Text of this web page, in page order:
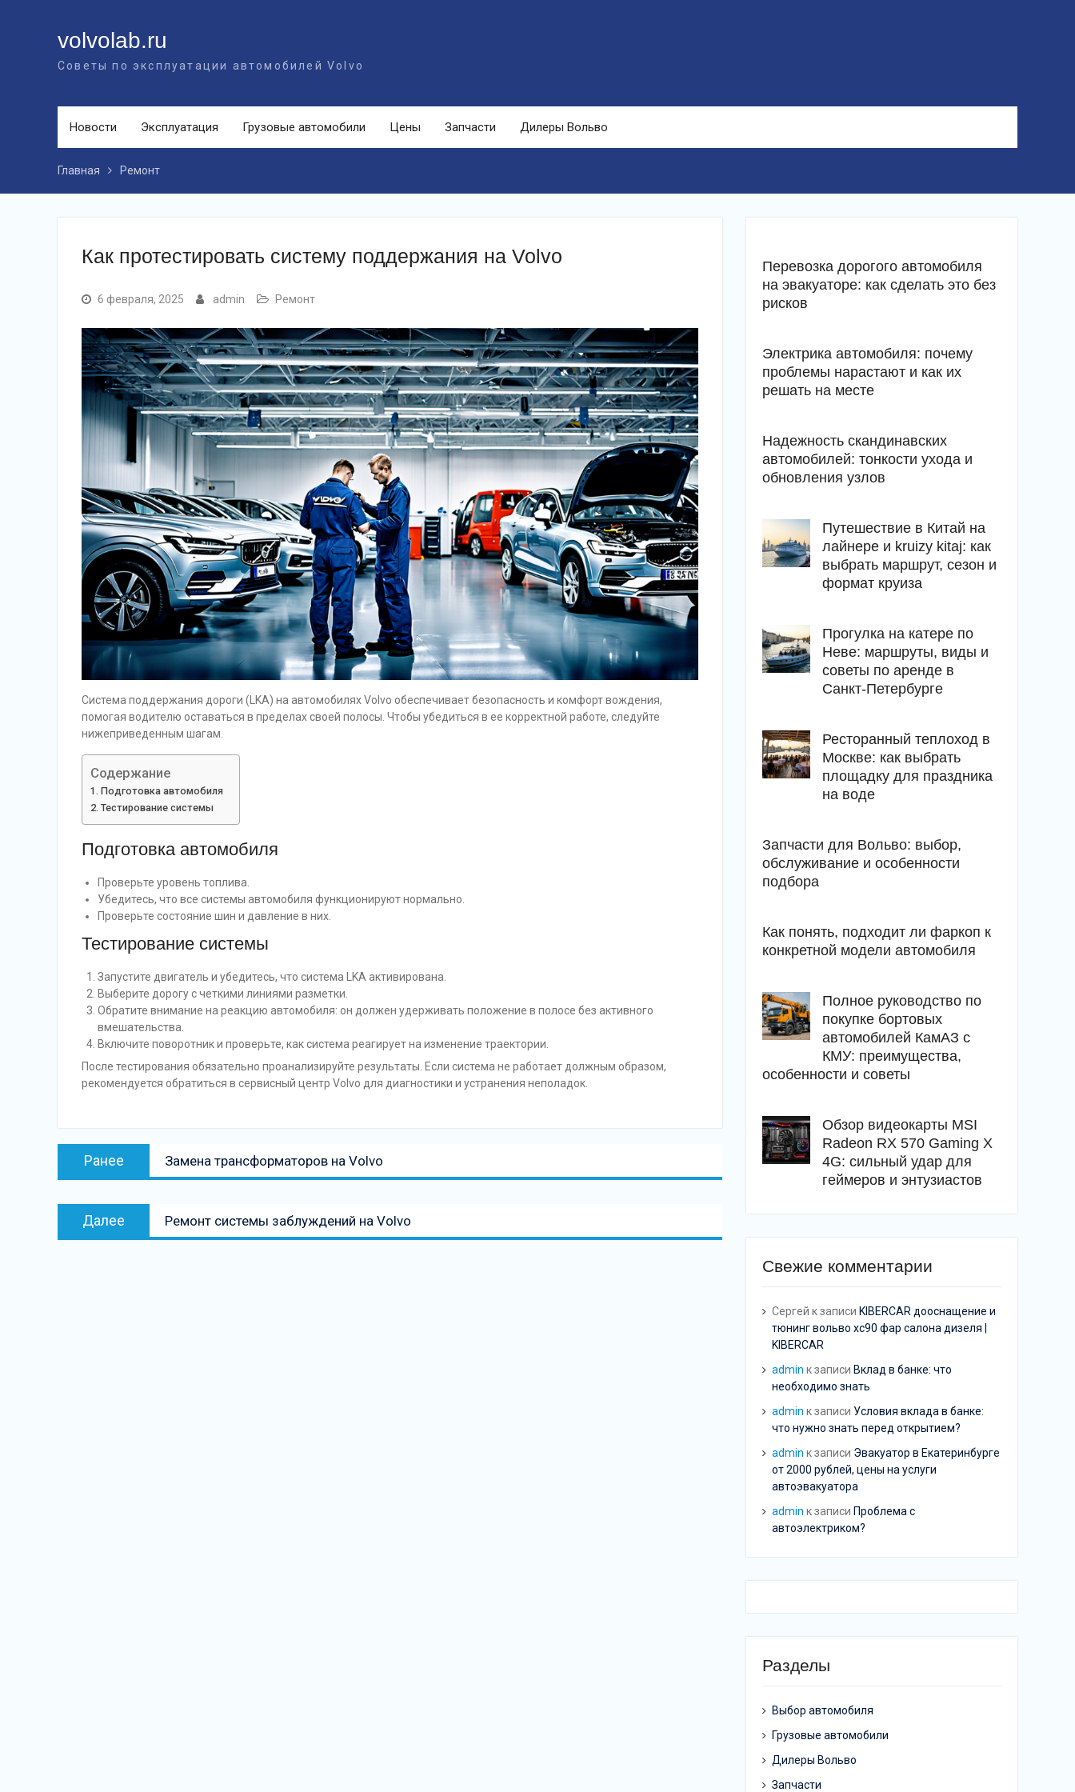
volvolab.ru
Советы по эксплуатации автомобилей Volvo
Новости Эксплуатация Грузовые автомобили Цены Запчасти Дилеры Вольво
Главная Ремонт
Как протестировать систему поддержания на Volvo
6 февраля, 2025 admin Ремонт
Система поддержания дороги (LKA) на автомобилях Volvo обеспечивает безопасность и комфорт вождения,
помогая водителю оставаться в пределах своей полосы. Чтобы убедиться в ее корректной работе, следуйте
нижеприведенным шагам.
Содержание
Подготовка автомобиля
Тестирование системы
Подготовка автомобиля
Проверьте уровень топлива.
Убедитесь, что все системы автомобиля функционируют нормально.
Проверьте состояние шин и давление в них.
Тестирование системы
Запустите двигатель и убедитесь, что система LKA активирована.
Выберите дорогу с четкими линиями разметки.
Обратите внимание на реакцию автомобиля: он должен удерживать положение в полосе без активного
вмешательства.
Включите поворотник и проверьте, как система реагирует на изменение траектории.
После тестирования обязательно проанализируйте результаты. Если система не работает должным образом,
рекомендуется обратиться в сервисный центр Volvo для диагностики и устранения неполадок.
Навигация
Ранее
Предыдущая
Замена трансформаторов на Volvo
Далее
Следующая
Ремонт системы заблуждений на Volvo
Перевозка дорогого автомобиля
на эвакуаторе: как сделать это без
рисков
Электрика автомобиля: почему
проблемы нарастают и как их
решать на месте
Надежность скандинавских
автомобилей: тонкости ухода и
обновления узлов
Путешествие в Китай на
лайнере и kruizy kitaj: как
выбрать маршрут, сезон и
формат круиза
Прогулка на катере по
Неве: маршруты, виды и
советы по аренде в
Санкт-Петербурге
Ресторанный теплоход в
Москве: как выбрать
площадку для праздника
на воде
Запчасти для Вольво: выбор,
обслуживание и особенности
подбора
Как понять, подходит ли фаркоп к
конкретной модели автомобиля
Полное руководство по
покупке бортовых
автомобилей КамАЗ с
КМУ: преимущества,
особенности и советы
Обзор видеокарты MSI
Radeon RX 570 Gaming X
4G: сильный удар для
геймеров и энтузиастов
Свежие комментарии
Сергей к записи KIBERCAR дооснащение и
тюнинг вольво хс90 фар салона дизеля |
KIBERCAR
admin к записи Вклад в банке: что
необходимо знать
admin к записи Условия вклада в банке:
что нужно знать перед открытием?
admin к записи Эвакуатор в Екатеринбурге
от 2000 рублей, цены на услуги
автоэвакуатора
admin к записи Проблема с
автоэлектриком?
Разделы
Выбор автомобиля
Грузовые автомобили
Дилеры Вольво
Запчасти